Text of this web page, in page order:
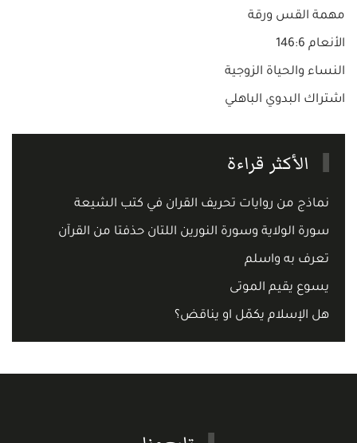
مهمة القس ورقة
الأنعام 146:6
النساء والحياة الزوجية
اشتراك البدوي الباهلي
الأكثر قراءة
نماذج من روايات تحريف القران في كتب الشيعة
سورة الولاية وسورة النورين اللتان حذفتا من القرآن
تعرف به واسلم
يسوع يقيم الموتى
هل الإسلام يكمّل او يناقض؟